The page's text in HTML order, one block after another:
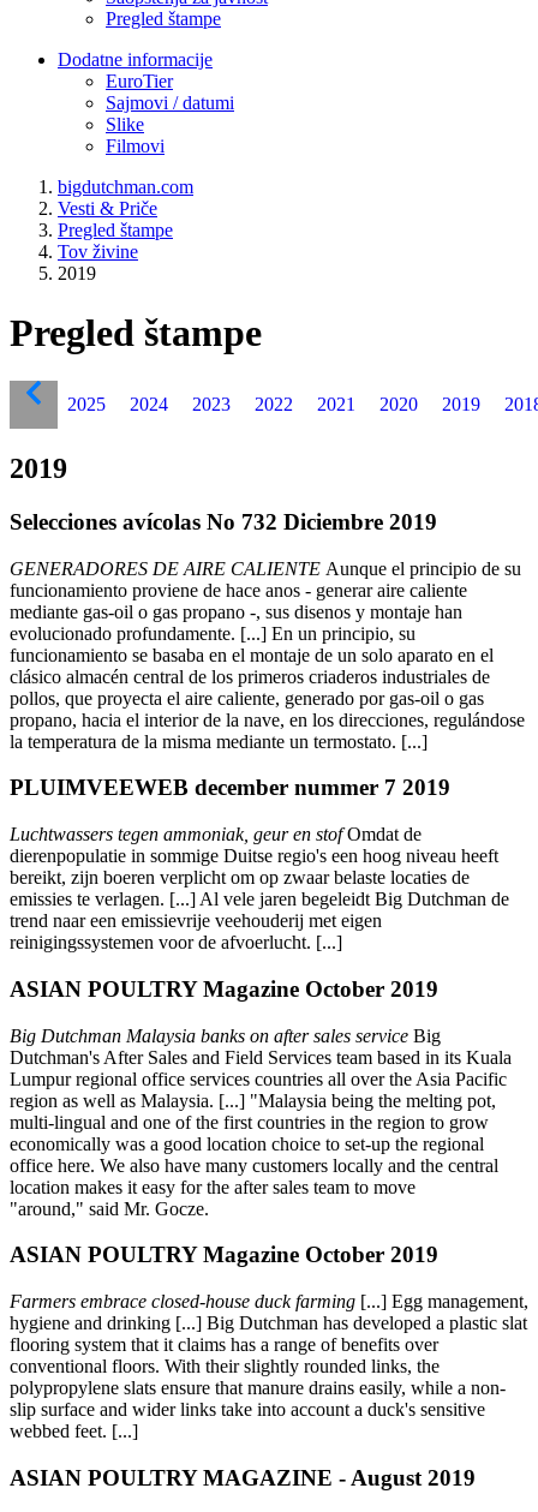
Pregled štampe
Dodatne informacije
EuroTier
Sajmovi / datumi
Slike
Filmovi
bigdutchman.com
Vesti & Priče
Pregled štampe
Tov živine
2019
Pregled štampe
2025 2024 2023 2022 2021 2020 2019
2019
Selecciones avícolas No 732 Diciembre 2019
GENERADORES DE AIRE CALIENTE Aunque el principio de su
funcionamiento proviene de hace anos - generar aire caliente
mediante gas-oil o gas propano -, sus disenos y montaje han
evolucionado profundamente. [...] En un principio, su
funcionamiento se basaba en el montaje de un solo aparato en el
clásico almacén central de los primeros criaderos industriales de
pollos, que proyecta el aire caliente, generado por gas-oil o gas
propano, hacia el interior de la nave, en los direcciones, regulándose
la temperatura de la misma mediante un termostato. [...]
PLUIMVEEWEB december nummer 7 2019
Luchtwassers tegen ammoniak, geur en stofOmdat de
dierenpopulatie in sommige Duitse regio's een hoog niveau heeft
bereikt, zijn boeren verplicht om op zwaar belaste locaties de
emissies te verlagen. [...] Al vele jaren begeleidt Big Dutchman de
trend naar een emissievrije veehouderij met eigen
reinigingssystemen voor de afvoerlucht. [...]
ASIAN POULTRY Magazine October 2019
Big Dutchman Malaysia banks on after sales service Big
Dutchman's After Sales and Field Services team based in its Kuala
Lumpur regional office services countries all over the Asia Pacific
region as well as Malaysia. [...] "Malaysia being the melting pot,
multi-lingual and one of the first countries in the region to grow
economically was a good location choice to set-up the regional
office here. We also have many customers locally and the central
location makes it easy for the after sales team to move
"around," said Mr. Gocze.
ASIAN POULTRY Magazine October 2019
Farmers embrace closed-house duck farming [...] Egg management,
hygiene and drinking [...] Big Dutchman has developed a plastic slat
flooring system that it claims has a range of benefits over
conventional floors. With their slightly rounded links, the
polypropylene slats ensure that manure drains easily, while a non-
slip surface and wider links take into account a duck's sensitive
webbed feet. [...]
ASIAN POULTRY MAGAZINE - August 2019